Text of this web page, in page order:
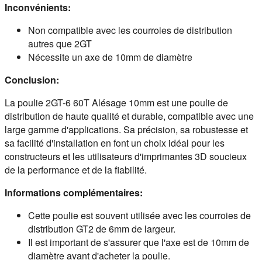
Inconvénients:
Non compatible avec les courroies de distribution
autres que 2GT
Nécessite un axe de 10mm de diamètre
Conclusion:
La poulie 2GT-6 60T Alésage 10mm est une poulie de
distribution de haute qualité et durable, compatible avec une
large gamme d'applications. Sa précision, sa robustesse et
sa facilité d'installation en font un choix idéal pour les
constructeurs et les utilisateurs d'imprimantes 3D soucieux
de la performance et de la fiabilité.
Informations complémentaires:
Cette poulie est souvent utilisée avec les courroies de
distribution GT2 de 6mm de largeur.
Il est important de s'assurer que l'axe est de 10mm de
diamètre avant d'acheter la poulie.